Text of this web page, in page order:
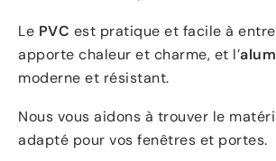
Le PVC est pratique et facile à
apporte chaleur et charme, et l’
moderne et résistant.
Nous vous aidons à trouver le
adapté pour vos fenêtres et portes.